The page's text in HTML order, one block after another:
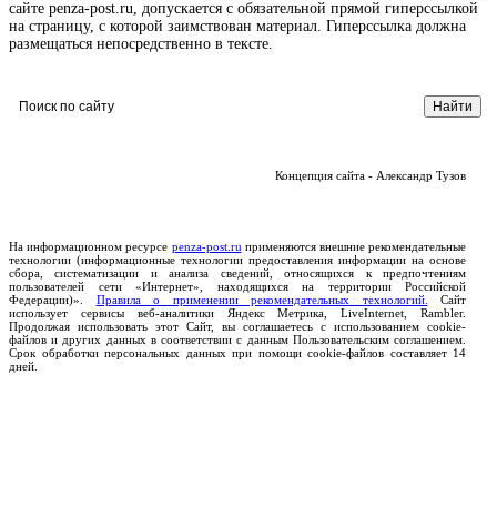
сайте penza-post.ru, допускается с обязательной прямой гиперссылкой
на страницу, с которой заимствован материал. Гиперссылка должна
размещаться непосредственно в тексте.
Концепция сайта - Александр Тузов
На информационном ресурсе penza-post.ru применяются внешние рекомендательные
технологии (информационные технологии предоставления информации на основе
сбора, систематизации и анализа сведений, относящихся к предпочтениям
пользователей сети «Интернет», находящихся на территории Российской
Федерации)». Правила о применении рекомендательных технологий.
Сайт
использует сервисы веб-аналитики Яндекс Метрика, LiveInternet, Rambler.
Продолжая использовать этот Сайт, вы соглашаетесь с использованием cookie-
файлов и других данных в соответствии с данным Пользовательским соглашением.
Срок обработки персональных данных при помощи cookie-файлов составляет 14
дней.